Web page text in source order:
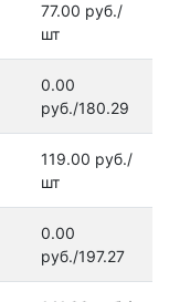
77.00 руб./
шт
0.00
руб./180.29
119.00 руб./
шт
0.00
руб./197.27